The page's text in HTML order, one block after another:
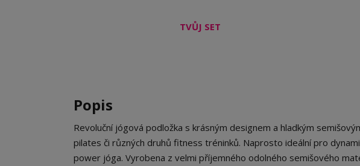
TVŮJ SET
Popis
Revoluční jógová podložka s krásným designem a hladkým
pilates či různých druhů fitness tréninků. Naprosto ideální pro
power jóga. Vyrobena z velmi příjemného odolného semišového